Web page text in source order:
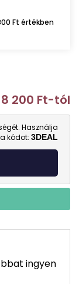
Ft értékben
8 200 Ft-tól
Használja
a kódot: 3DEAL
ingyen